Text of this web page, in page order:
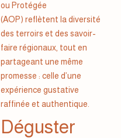
ou Protégée
(AOP) reflètent la diversité
des terroirs et des savoir-
faire régionaux, tout en
partageant une même
promesse : celle d’une
expérience gustative
raffinée et authentique.
Déguster